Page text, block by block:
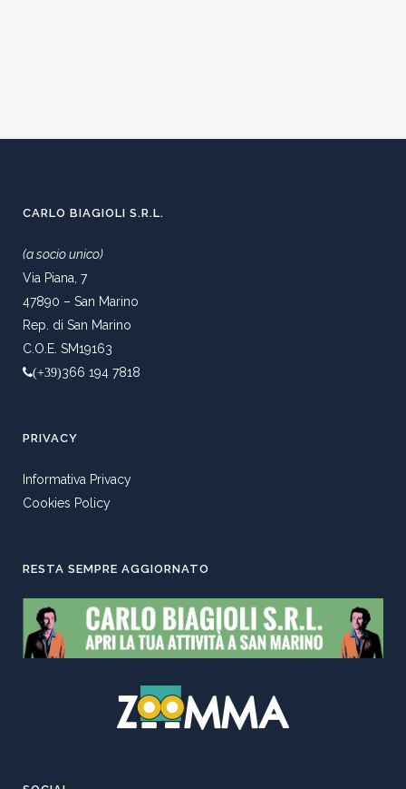
CARLO BIAGIOLI S.R.L.
(a socio unico)
Via Piana, 7
47890 – San Marino
Rep. di San Marino
C.O.E. SM19163
(+39)366 194 7818
PRIVACY
Informativa Privacy
Cookies Policy
RESTA SEMPRE AGGIORNATO